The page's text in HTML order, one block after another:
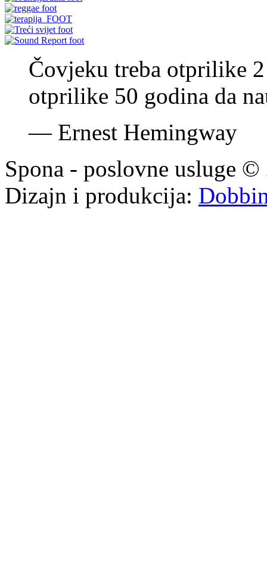
Čovjeku treba otprilike
otprilike 50 godina da
—Ernest Hemingway
Spona - poslovne usluge
Dizajn i produkcija: